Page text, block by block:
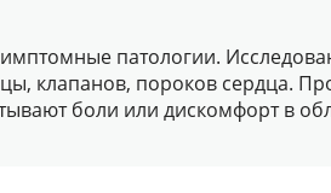
патологии.
клапанов, пороков сердца.
боли или дискомфорт в